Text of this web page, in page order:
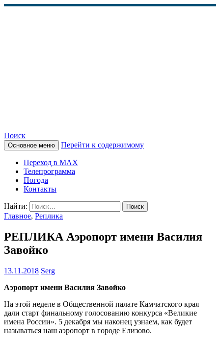
КАМЧАТСКОЕ
ИНФОРМАЦИОННОЕ
АГЕНТСТВО (КИА
«ВЕСТИ»)
Поиск
Основное меню Перейти к содержимому
Переход в MAX
Телепрограмма
Погода
Контакты
Найти:
Главное, Реплика
РЕПЛИКА Аэропорт имени Василия
Завойко
13.11.2018 Serg
Аэропорт имени Василия Завойко
На этой неделе в Общественной палате Камчатского края
дали старт финальному голосованию конкурса «Великие
имена России». 5 декабря мы наконец узнаем, как будет
называться наш аэропорт в городе Елизово.